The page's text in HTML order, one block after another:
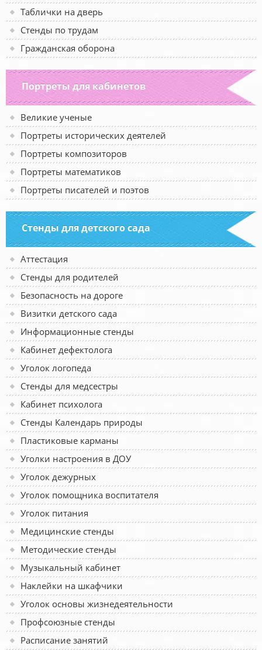
Таблички на дверь
Стенды по трудам
Гражданская оборона
Портреты для кабинетов
Великие ученые
Портреты исторических деятелей
Портреты композиторов
Портреты математиков
Портреты писателей и поэтов
Стенды для детского сада
Аттестация
Стенды для родителей
Безопасность на дороге
Визитки детского сада
Информационные стенды
Кабинет дефектолога
Уголок логопеда
Стенды для медсестры
Кабинет психолога
Стенды Календарь природы
Пластиковые карманы
Уголки настроения в ДОУ
Уголок дежурных
Уголок помощника воспитателя
Уголок питания
Медицинские стенды
Методические стенды
Музыкальный кабинет
Наклейки на шкафчики
Уголок основы жизнедеятельности
Профсоюзные стенды
Расписание занятий